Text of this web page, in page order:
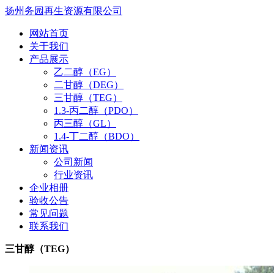
扬州务园再生资源有限公司
网站首页
关于我们
产品展示
乙二醇（EG）
二甘醇（DEG）
三甘醇（TEG）
1.3-丙二醇（PDO）
丙三醇（GL）
1.4-丁二醇（BDO）
新闻资讯
公司新闻
行业资讯
企业相册
验收公告
常见问题
联系我们
三甘醇（TEG）